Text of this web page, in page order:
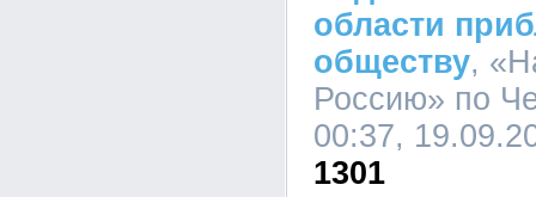
области
обществу,
Россию» по
00:37,
1301